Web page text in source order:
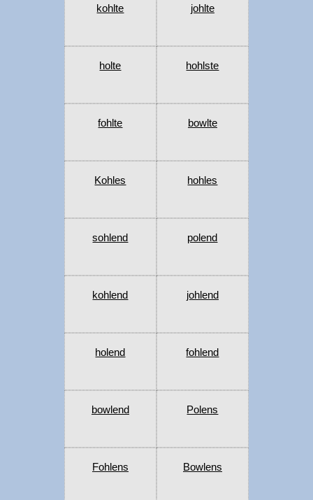
kohlte johlte
holte hohlste
fohlte bowlte
Kohles hohles
sohlend polend
kohlend johlend
holend fohlend
bowlend Polens
Fohlens Bowlens